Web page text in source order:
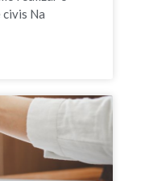
Na